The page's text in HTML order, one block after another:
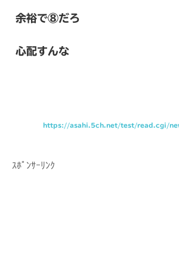
余裕で⑧だろ
心配すんな
https://asahi.5ch.net/test/read.cgi/
ｽﾎﾟﾝｻｰﾘﾝｸ